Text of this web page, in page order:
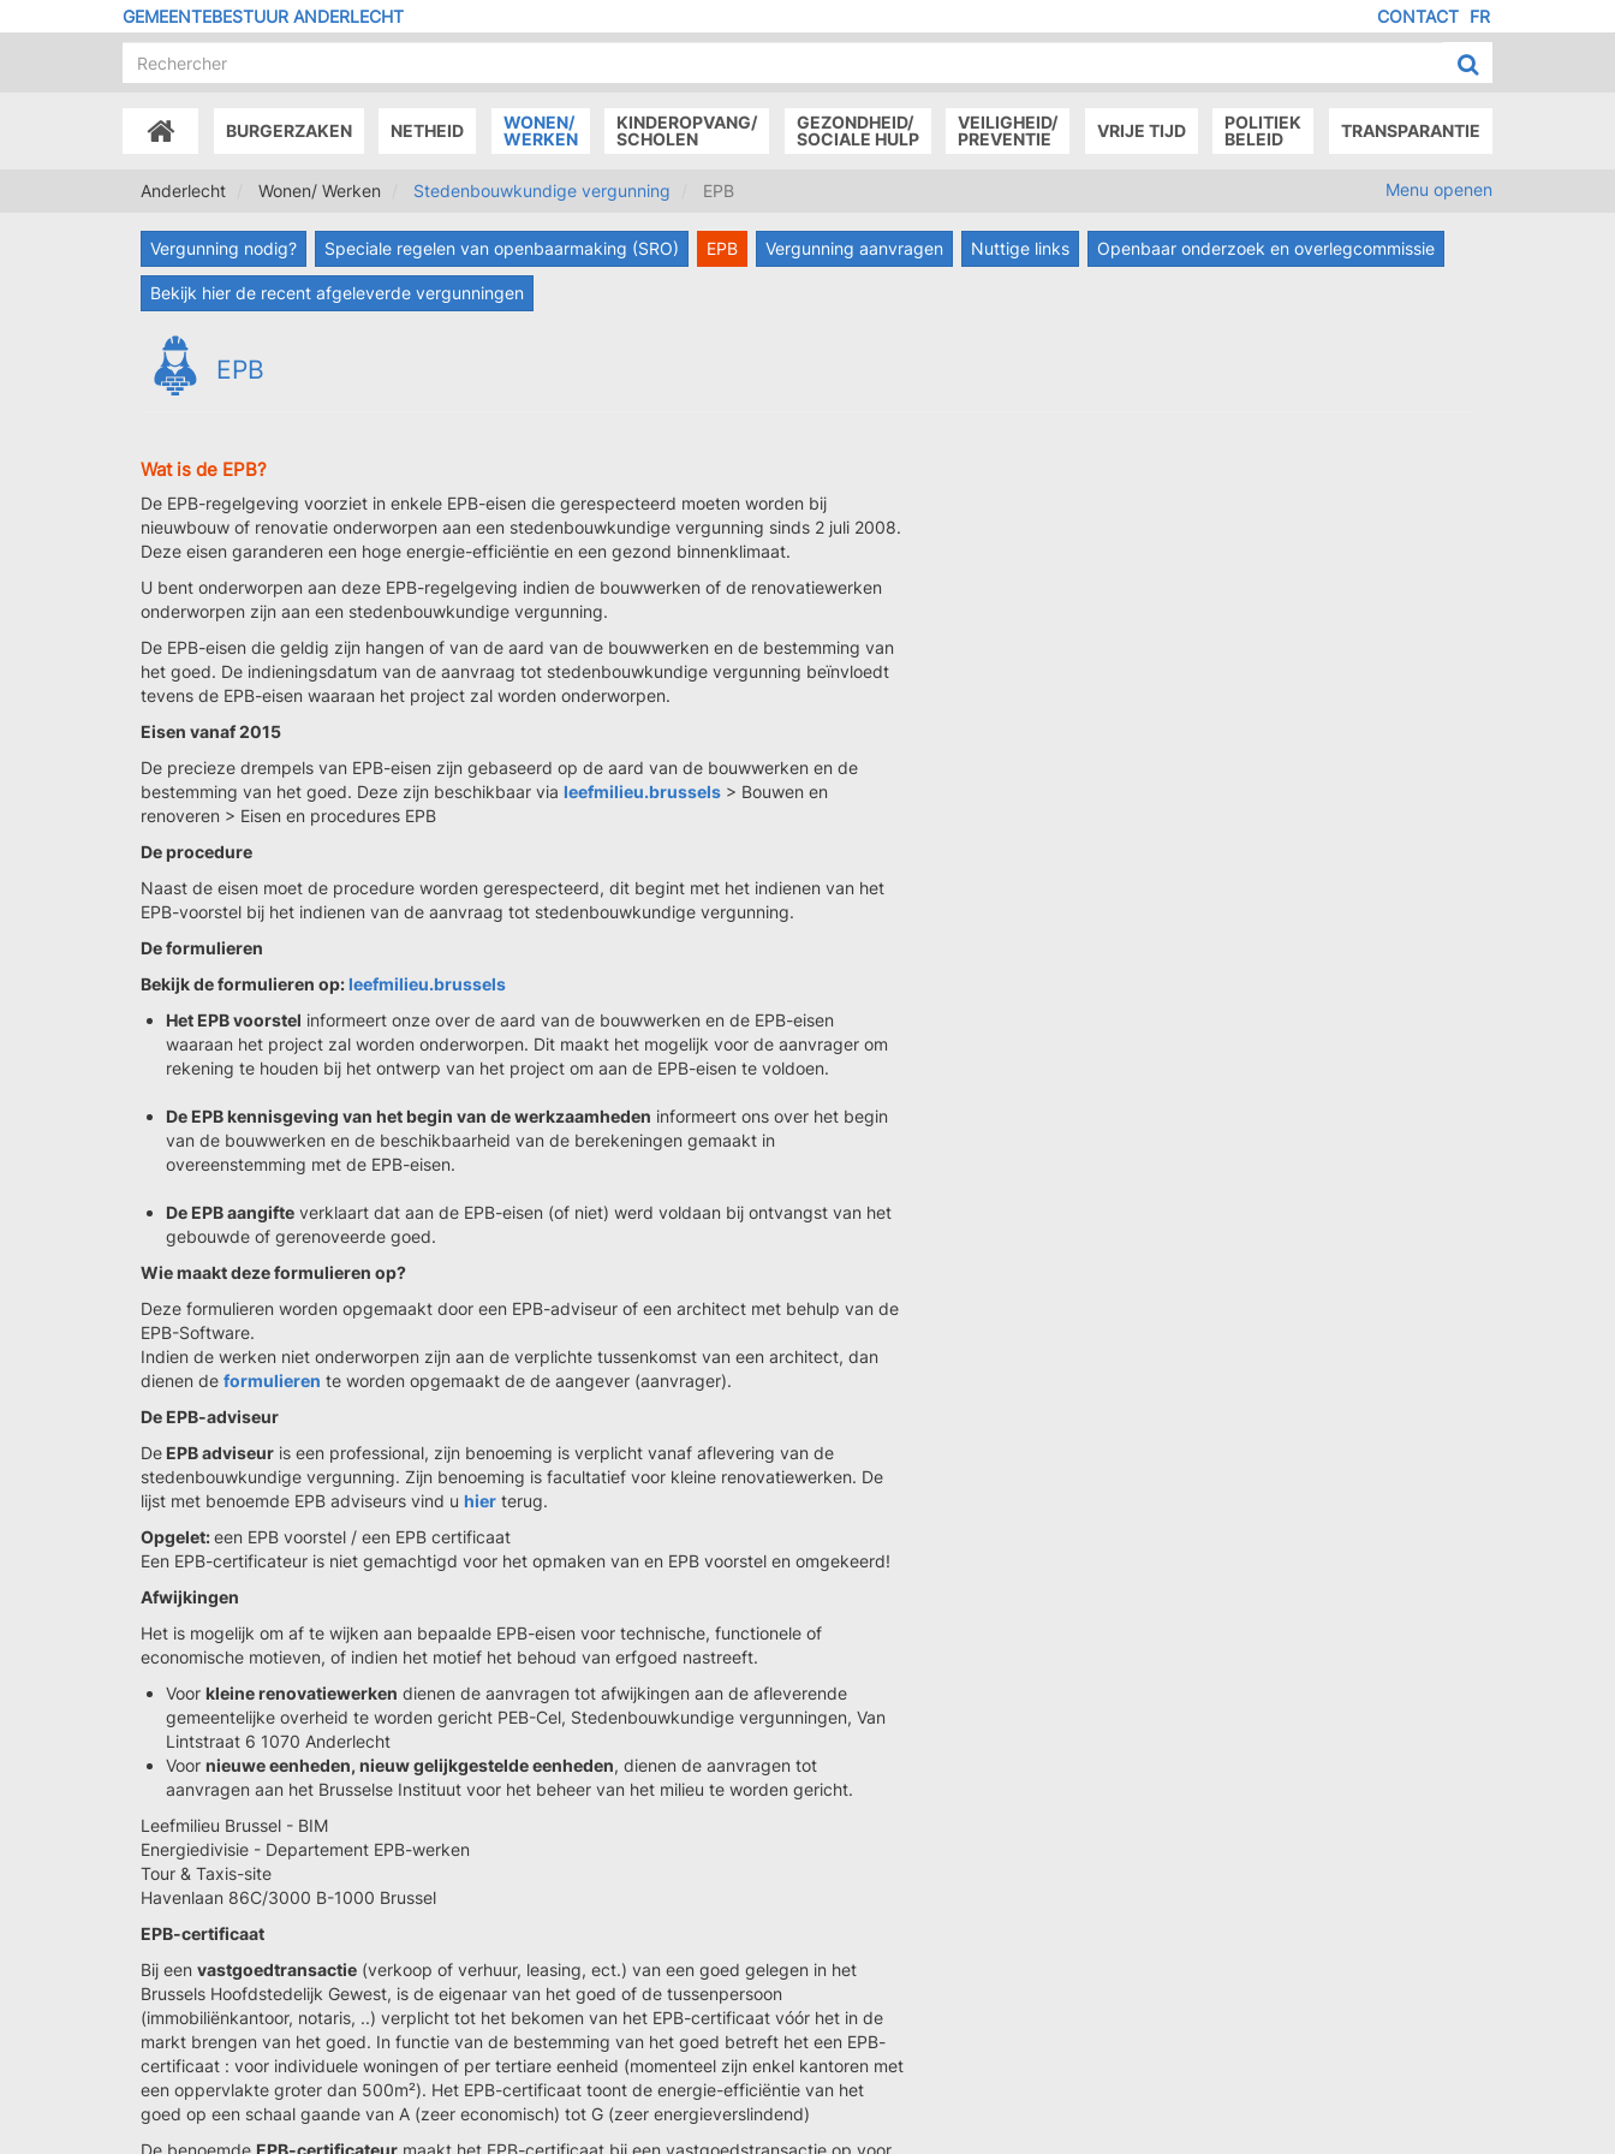
en
GEMEENTEBESTUUR ANDERLECHT FR
MENU
DE
PAGE
CONTACT
ACCUEILBURGERZAKEN NETHEID
WONEN/
WERKEN
KINDEROPVANG/
SCHOLEN
GEZONDHEID/
SOCIALE HULP
VEILIGHEID/
PREVENTIE
VRIJE TIJD
POLITIEK
BELEID
TRANSPARANTIE
Anderlecht Wonen/ Werken Stedenbouwkundige vergunning EPB Menu openen
Vergunning nodig? Speciale regelen van openbaarmaking (SRO) EPB Vergunning aanvragen Nuttige links Openbaar onderzoek en overlegcommissie
Bekijk hier de recent afgeleverde vergunningen
EPB
Wat is de EPB?
De EPB-regelgeving voorziet in enkele EPB-eisen die gerespecteerd moeten worden bij
nieuwbouw of renovatie onderworpen aan een stedenbouwkundige vergunning sinds 2 juli 2008.
Deze eisen garanderen een hoge energie-efficiëntie en een gezond binnenklimaat.
U bent onderworpen aan deze EPB-regelgeving indien de bouwwerken of de renovatiewerken
onderworpen zijn aan een stedenbouwkundige vergunning.
De EPB-eisen die geldig zijn hangen of van de aard van de bouwwerken en de bestemming van
het goed. De indieningsdatum van de aanvraag tot stedenbouwkundige vergunning beïnvloedt
tevens de EPB-eisen waaraan het project zal worden onderworpen.
Eisen vanaf 2015
De precieze drempels van EPB-eisen zijn gebaseerd op de aard van de bouwwerken en de
bestemming van het goed. Deze zijn beschikbaar via leefmilieu.brussels > Bouwen en
renoveren > Eisen en procedures EPB
De procedure
Naast de eisen moet de procedure worden gerespecteerd, dit begint met het indienen van het
EPB-voorstel bij het indienen van de aanvraag tot stedenbouwkundige vergunning.
De formulieren
Bekijk de formulieren op:leefmilieu.brussels
Het EPB voorstel informeert onze over de aard van de bouwwerken en de EPB-eisen
waaraan het project zal worden onderworpen. Dit maakt het mogelijk voor de aanvrager om
rekening te houden bij het ontwerp van het project om aan de EPB-eisen te voldoen.
De EPB kennisgeving van het begin van de werkzaamheden informeert ons over het begin
van de bouwwerken en de beschikbaarheid van de berekeningen gemaakt in
overeenstemming met de EPB-eisen.
De EPB aangifte verklaart dat aan de EPB-eisen (of niet) werd voldaan bij ontvangst van het
gebouwde of gerenoveerde goed.
Wie maakt deze formulieren op?
Deze formulieren worden opgemaakt door een EPB-adviseur of een architect met behulp van de
EPB-Software.
Indien de werken niet onderworpen zijn aan de verplichte tussenkomst van een architect, dan
dienen de formulieren te worden opgemaakt de de aangever (aanvrager).
De EPB-adviseur
De EPB adviseur is een professional, zijn benoeming is verplicht vanaf aflevering van de
stedenbouwkundige vergunning. Zijn benoeming is facultatief voor kleine renovatiewerken. De
lijst met benoemde EPB adviseurs vind u hier terug.
Opgelet:een EPB voorstel / een EPB certificaat
Een EPB-certificateur is niet gemachtigd voor het opmaken van en EPB voorstel en omgekeerd!
Afwijkingen
Het is mogelijk om af te wijken aan bepaalde EPB-eisen voor technische, functionele of
economische motieven, of indien het motief het behoud van erfgoed nastreeft.
Voor kleine renovatiewerken dienen de aanvragen tot afwijkingen aan de afleverende
gemeentelijke overheid te worden gericht PEB-Cel, Stedenbouwkundige vergunningen, Van
Lintstraat 6 1070 Anderlecht
Voor nieuwe eenheden, nieuw gelijkgestelde eenheden, dienen de aanvragen tot
aanvragen aan het Brusselse Instituut voor het beheer van het milieu te worden gericht.
Leefmilieu Brussel - BIM
Energiedivisie - Departement EPB-werken
Tour & Taxis-site
Havenlaan 86C/3000 B-1000 Brussel
EPB-certificaat
Bij een vastgoedtransactie (verkoop of verhuur, leasing, ect.) van een goed gelegen in het
Brussels Hoofdstedelijk Gewest, is de eigenaar van het goed of de tussenpersoon
(immobiliënkantoor, notaris, ..) verplicht tot het bekomen van het EPB-certificaat vóór het in de
markt brengen van het goed. In functie van de bestemming van het goed betreft het een EPB-
certificaat : voor individuele woningen of per tertiare eenheid (momenteel zijn enkel kantoren met
een oppervlakte groter dan 500m²). Het EPB-certificaat toont de energie-efficiëntie van het
goed op een schaal gaande van A (zeer economisch) tot G (zeer energieverslindend)
De benoemde EPB-certificateur maakt het EPB-certificaat bij een vastgoedstransactie op voor